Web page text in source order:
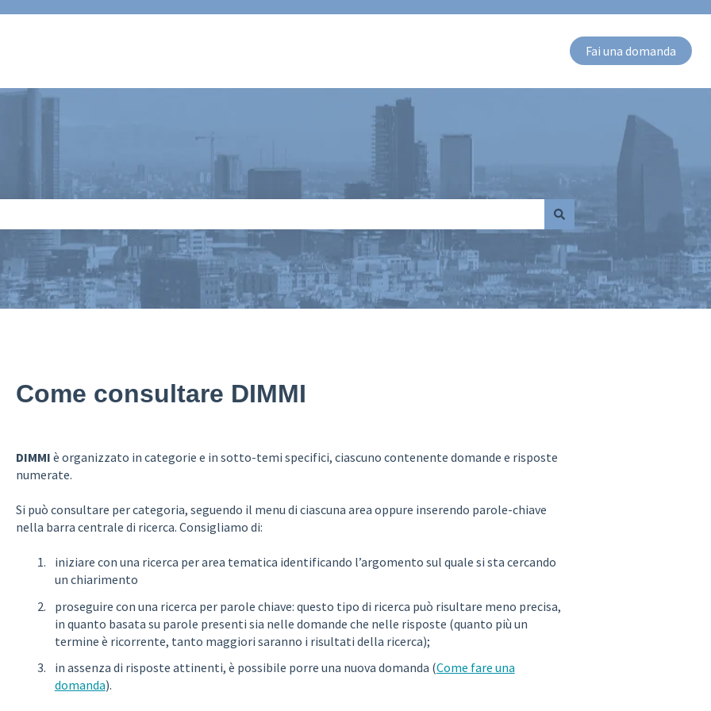
Fai una domanda
il campo di ricerca è vuoto.
Come consultare DIMMI
DIMMI è organizzato in categorie e in sotto-temi specifici, ciascuno contenente domande e risposte
numerate.
Si può consultare per categoria, seguendo il menu di ciascuna area oppure inserendo parole-chiave
nella barra centrale di ricerca. Consigliamo di:
iniziare con una ricerca per area tematica identificando l’argomento sul quale si sta cercando
un chiarimento
proseguire con una ricerca per parole chiave: questo tipo di ricerca può risultare meno precisa,
in quanto basata su parole presenti sia nelle domande che nelle risposte (quanto più un
termine è ricorrente, tanto maggiori saranno i risultati della ricerca);
in assenza di risposte attinenti, è possibile porre una nuova domanda (Come fare una
domanda).